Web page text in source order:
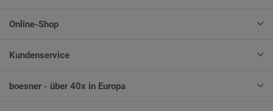
Online-Shop
Kundenservice
boesner - über 40x in Europa